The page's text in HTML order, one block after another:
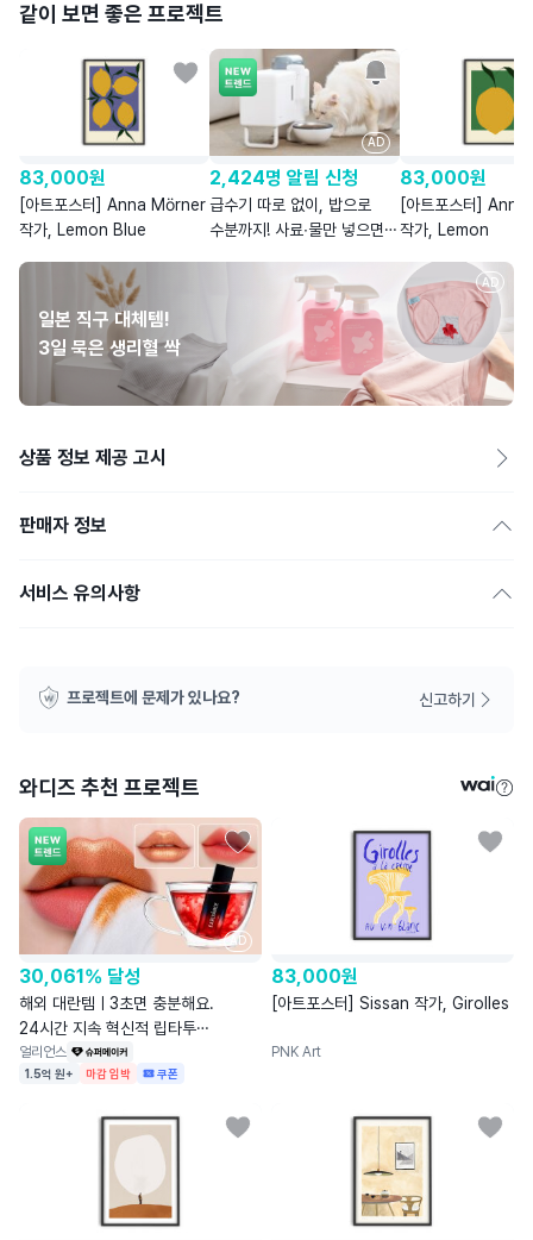
같이 보면 좋은 프로젝트
83,000원
[아트포스터] Anna Mörner
작가, Lemon Blue
AD
2,424명 알림 신청
급수기 따로 없이, 밥으로
수분까지! 사료∙물만 넣으면
83,000원
[아트포스터]
작가, Lemon
일본 직구 대체템!
3일 묵은 생리혈 싹
AD
상품 정보 제공 고시
판매자 정보
서비스 유의사항
프로젝트에 문제가 있나요? 신고하기
와디즈 추천 프로젝트
AD
30,061% 달성
해외 대란템ㅣ3초면 충분해요.
24시간 지속 혁신적 립타투
‘티슈오프‘
얼리언스
1.5억 원+ 마감 임박 쿠폰
83,000원
[아트포스터] Sissan 작가, Girolles
PNK Art